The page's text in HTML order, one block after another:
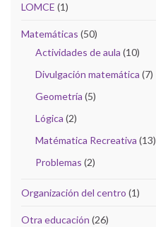
LOMCE (1)
Matemáticas (50)
Actividades de aula (10)
Divulgación matemática (7)
Geometría (5)
Lógica (2)
Matématica Recreativa (13)
Problemas (2)
Organización del centro (1)
Otra educación (26)